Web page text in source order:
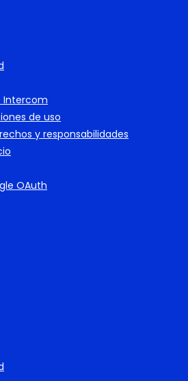
Intercom
de uso
y responsabilidades
OAuth